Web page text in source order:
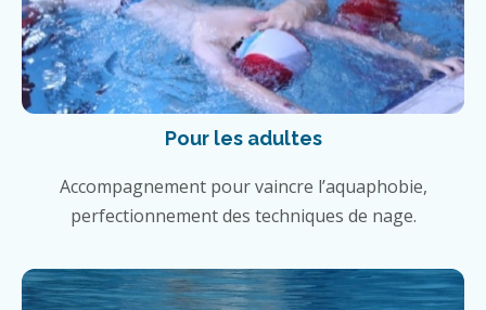
Pour les adultes
Accompagnement pour vaincre l’aquaphobie,
perfectionnement des techniques de nage.